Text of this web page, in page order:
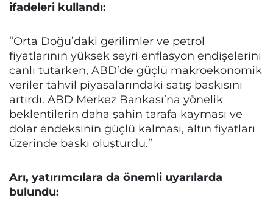
ifadeleri kullandı:
“Orta Doğu’daki gerilimler ve petrol
fiyatlarının yüksek seyri enflasyon endişelerini
canlı tutarken, ABD’de güçlü makroekonomik
veriler tahvil piyasalarındaki satış baskısını
artırdı. ABD Merkez Bankası’na yönelik
beklentilerin daha şahin tarafa kayması ve
dolar endeksinin güçlü kalması, altın fiyatları
üzerinde baskı oluşturdu.”
Arı, yatırımcılara da önemli uyarılarda
bulundu: